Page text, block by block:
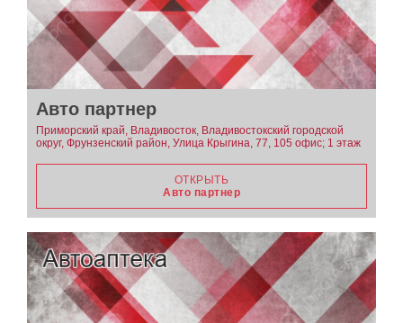
Авто партнер
Приморский край, Владивосток, Владивостокский городской
округ, Фрунзенский район, Улица Крыгина, 77, 105 офис; 1 этаж
ОТКРЫТЬ
Авто партнер